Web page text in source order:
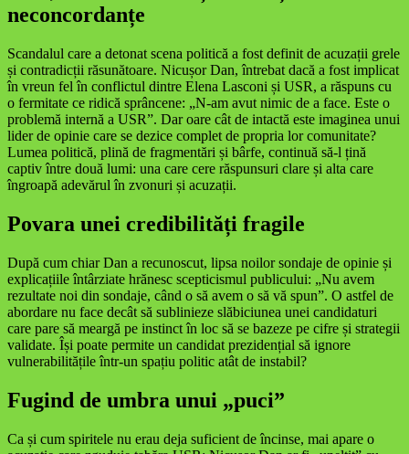
neconcordanțe
Scandalul care a detonat scena politică a fost definit de acuzații grele
și contradicții răsunătoare. Nicușor Dan, întrebat dacă a fost implicat
în vreun fel în conflictul dintre Elena Lasconi și USR, a răspuns cu
o fermitate ce ridică sprâncene: „N-am avut nimic de a face. Este o
problemă internă a USR”. Dar oare cât de intactă este imaginea unui
lider de opinie care se dezice complet de propria lor comunitate?
Lumea politică, plină de fragmentări și bârfe, continuă să-l țină
captiv între două lumi: una care cere răspunsuri clare și alta care
îngroapă adevărul în zvonuri și acuzații.
Povara unei credibilități fragile
După cum chiar Dan a recunoscut, lipsa noilor sondaje de opinie și
explicațiile întârziate hrănesc scepticismul publicului: „Nu avem
rezultate noi din sondaje, când o să avem o să vă spun”. O astfel de
abordare nu face decât să sublinieze slăbiciunea unei candidaturi
care pare să meargă pe instinct în loc să se bazeze pe cifre și strategii
validate. Își poate permite un candidat prezidențial să ignore
vulnerabilitățile într-un spațiu politic atât de instabil?
Fugind de umbra unui „puci”
Ca și cum spiritele nu erau deja suficient de încinse, mai apare o